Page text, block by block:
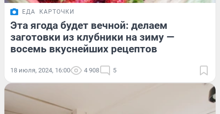
ЕДА КАРТОЧКИ
Эта ягода будет вечной: делаем
заготовки из клубники на зиму —
восемь вкуснейших рецептов
18 июля, 2024, 16:00 4 908 5